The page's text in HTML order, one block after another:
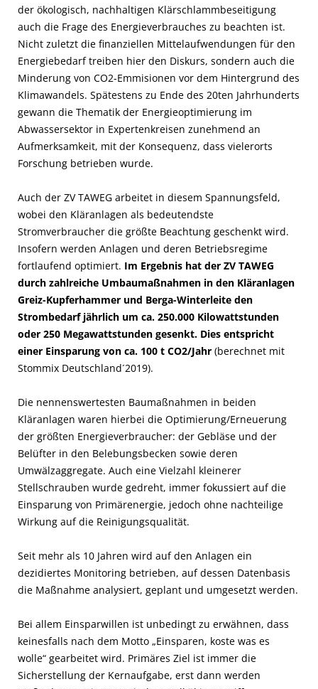
der ökologisch, nachhaltigen Klärschlammbeseitigung
auch die Frage des Energieverbrauches zu beachten ist.
Nicht zuletzt die finanziellen Mittelaufwendungen für den
Energiebedarf treiben hier den Diskurs, sondern auch die
Minderung von CO2-Emmisionen vor dem Hintergrund des
Klimawandels. Spätestens zu Ende des 20ten Jahrhunderts
gewann die Thematik der Energieoptimierung im
Abwassersektor in Expertenkreisen zunehmend an
Aufmerksamkeit, mit der Konsequenz, dass vielerorts
Forschung betrieben wurde.
Auch der ZV TAWEG arbeitet in diesem Spannungsfeld,
wobei den Kläranlagen als bedeutendste
Stromverbraucher die größte Beachtung geschenkt wird.
Insofern werden Anlagen und deren Betriebsregime
fortlaufend optimiert. Im Ergebnis hat der ZV TAWEG
durch zahlreiche Umbaumaßnahmen in den Kläranlagen
Greiz-Kupferhammer und Berga-Winterleite den
Strombedarf jährlich um ca. 250.000 Kilowattstunden
oder 250 Megawattstunden gesenkt. Dies entspricht
einer Einsparung von ca. 100 t CO2/Jahr (berechnet mit
Stommix Deutschland´2019).
Die nennenswertesten Baumaßnahmen in beiden
Kläranlagen waren hierbei die Optimierung/Erneuerung
der größten Energieverbraucher: der Gebläse und der
Belüfter in den Belebungsbecken sowie deren
Umwälzaggregate. Auch eine Vielzahl kleinerer
Stellschrauben wurde gedreht, immer fokussiert auf die
Einsparung von Primärenergie, jedoch ohne nachteilige
Wirkung auf die Reinigungsqualität.
Seit mehr als 10 Jahren wird auf den Anlagen ein
dezidiertes Monitoring betrieben, auf dessen Datenbasis
die Maßnahme analysiert, geplant und umgesetzt werden.
Bei allem Einsparwillen ist unbedingt zu erwähnen, dass
keinesfalls nach dem Motto „Einsparen, koste was es
wolle“ gearbeitet wird. Primäres Ziel ist immer die
Sicherstellung der Kernaufgabe, erst dann werden